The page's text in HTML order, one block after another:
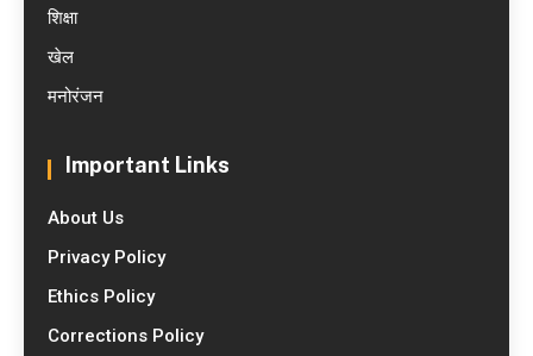
शिक्षा
खेल
मनोरंजन
Important Links
About Us
Privacy Policy
Ethics Policy
Corrections Policy